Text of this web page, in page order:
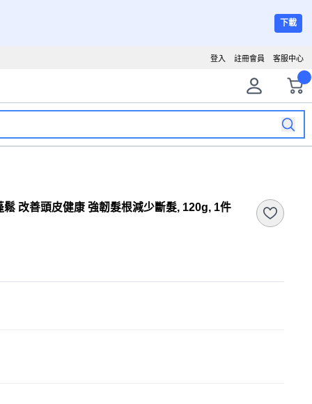
下載
客服中心
註冊會員
登入
改善頭皮健康 強韌髮根減少斷髮, 120g, 1件